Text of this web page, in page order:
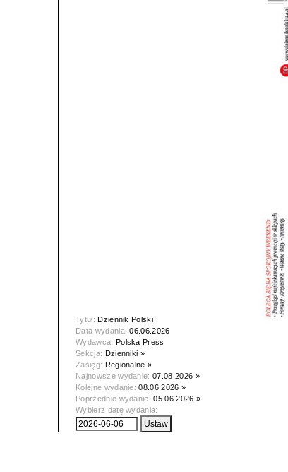
Tytuł:Dziennik Polski
Data wydania:06.06.2026
Wydawca: Polska Press
Sekcja: Dzienniki »
Zasięg: Regionalne »
Najnowsze wydanie:07.08.2026 »
Kolejne wydanie:08.06.2026 »
Poprzednie wydanie:05.06.2026 »
Wybierz datę wydania: